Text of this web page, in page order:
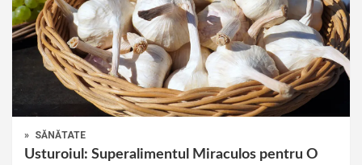
» SĂNĂTATE
Usturoiul: Superalimentul Miraculos pentru O